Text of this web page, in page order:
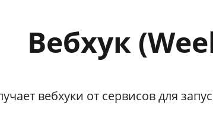
Вебхук
вебхуки от сервисов для